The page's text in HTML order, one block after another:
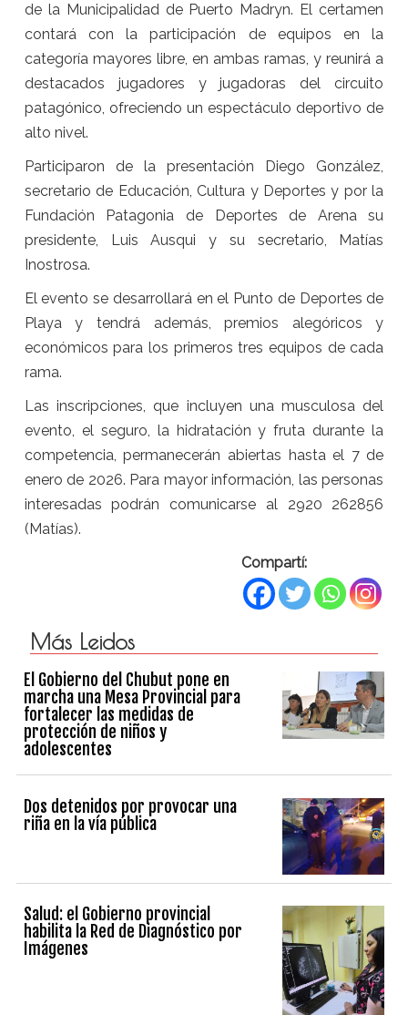
de la Municipalidad de Puerto Madryn. El certamen
contará con la participación de equipos en la
categoría mayores libre, en ambas ramas, y reunirá a
destacados jugadores y jugadoras del circuito
patagónico, ofreciendo un espectáculo deportivo de
alto nivel.
Participaron de la presentación Diego González,
secretario de Educación, Cultura y Deportes y por la
Fundación Patagonia de Deportes de Arena su
presidente, Luis Ausqui y su secretario, Matías
Inostrosa.
El evento se desarrollará en el Punto de Deportes de
Playa y tendrá además, premios alegóricos y
económicos para los primeros tres equipos de cada
rama.
Las inscripciones, que incluyen una musculosa del
evento, el seguro, la hidratación y fruta durante la
competencia, permanecerán abiertas hasta el 7 de
enero de 2026. Para mayor información, las personas
interesadas podrán comunicarse al 2920 262856
(Matías).
Compartí:
Más Leidos
El Gobierno del Chubut pone en
marcha una Mesa Provincial para
fortalecer las medidas de
protección de niños y
adolescentes
Dos detenidos por provocar una
riña en la vía pública
Salud: el Gobierno provincial
habilita la Red de Diagnóstico por
Imágenes